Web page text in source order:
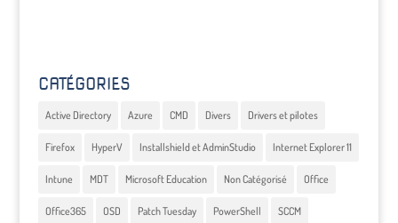
CATÉGORIES
Active Directory Azure CMD Divers Drivers et pilotes
Firefox HyperV Installshield et AdminStudio Internet Explorer 11
Intune MDT Microsoft Education Non Catégorisé Office
Office365 OSD Patch Tuesday PowerShell SCCM